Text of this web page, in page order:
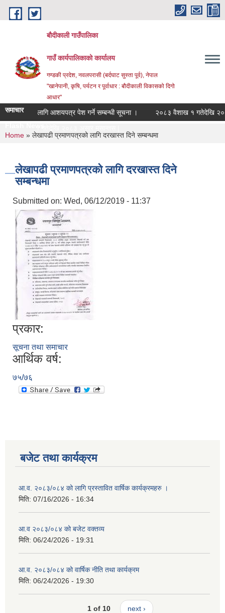
Skip to main content
बौदीकाली गाउँपालिका
गाउँ कार्यपालिकाको कार्यालय
गण्डकी प्रदेश, नवलपरासी (बर्दघाट सुस्ता पूर्व), नेपाल
"खानेपानी, कृषि, पर्यटन र पूर्वाधार : बौदीकाली विकासको दिगो
आधार"
समाचारलागि आशयपत्र पेश गर्ने सम्बन्धी सूचना ।
२०८३ वैशाख १ गतेदेखि २०८३
You are here
Home » लेखापढी प्रमाणपत्रको लागि दरखास्त दिने सम्बन्धमा
लेखापढी प्रमाणपत्रको लागि दरखास्त दिने
सम्बन्धमा
Submitted on: Wed, 06/12/2019 - 11:37
प्रकार:
सूचना तथा समाचार
आर्थिक वर्ष:
७५/७६
बजेट तथा कार्यक्रम
आ.व. २०८३/०८४ को लागि प्रस्तावित वार्षिक कार्यक्रमहरु ।
मिति: 07/16/2026 - 16:34
आ.व २०८३/०८४ को बजेट वक्तव्य
मिति: 06/24/2026 - 19:31
आ.व. २०८३/०८४ को वार्षिक नीति तथा कार्यक्रम
मिति: 06/24/2026 - 19:30
1 of 10 next ›